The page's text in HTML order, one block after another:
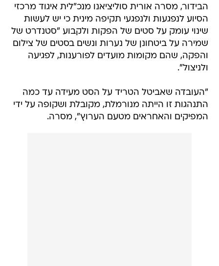
הבידור, מסרה אורית סוליציאנו מנכ"לית איגוד מרכזי
הסיוע לנפגעות ולנפגעי תקיפה מינית כי יש לעשות
שינוי עומק על סטים של הפקות ולקבוע "סטנדרט של
שמירה על ביטחונן של נערות ונשים בסטים של צילום
והפקה, שהם מקומות מועדים לפורענות, לפגיעה
ולניצול".
"העובדה שאביטל הטריד על הסט מעידה עד כמה
התנהגות זו הייתה מנורמלת, מקובלת ושקופה על ידי
המפיקים והאחראים מטעם הערוץ", מסרה.